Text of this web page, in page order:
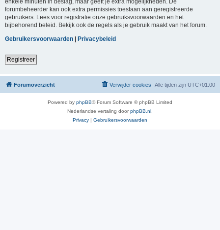
forumbeheerder kan ook extra permissies toestaan aan geregistreerde
gebruikers. Lees voor registratie onze gebruiksvoorwaarden en het
bijbehorend beleid. Bekijk ook de regels als je gebruik maakt van het forum.
Gebruikersvoorwaarden | Privacybeleid
Registreer
Forumoverzicht Alle tijden zijn UTC+01:00
Verwijder cookies
Powered by phpBB® Forum Software © phpBB Limited
Nederlandse vertaling doorphpBB.nl
Privacy | Gebruikersvoorwaarden